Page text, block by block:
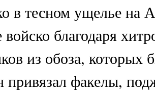
в тесном ущелье на
войско благодаря
из обоза, которых
привязал факелы,